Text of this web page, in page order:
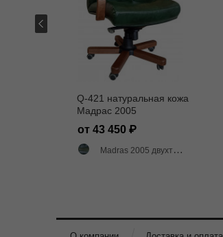
Q-421 натуральная кожа
Мадрас 2005
от 43 450
Madras 2005 двухтоновый глянец